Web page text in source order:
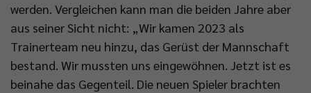
werden. Vergleichen kann man die beiden Jahre aber
aus seiner Sicht nicht: „Wir kamen 2023 als
Trainerteam neu hinzu, das Gerüst der Mannschaft
bestand. Wir mussten uns eingewöhnen. Jetzt ist es
beinahe das Gegenteil. Die neuen Spieler brachten